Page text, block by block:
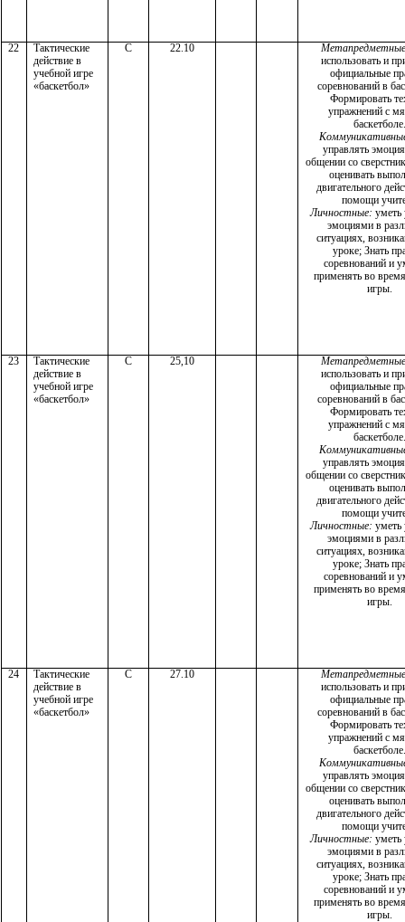
22
Тактические
действие в
учебной игре
«баскетбол»
С 22.10
использовать и
официальные
соревнований в
Формировать
упражнений с
управлять
общении со
оценивать
двигательного
помощи
Личностные: уметь
эмоциями в
ситуациях,
уроке; Знать
соревнований и
применять во
игры.
23
Тактические
действие в
учебной игре
«баскетбол»
С 25,10
использовать и
официальные
соревнований в
Формировать
упражнений с
управлять
общении со
оценивать
двигательного
помощи
Личностные: уметь
эмоциями в
ситуациях,
уроке; Знать
соревнований и
применять во
игры.
24
Тактические
действие в
учебной игре
«баскетбол»
С 27.10
использовать и
официальные
соревнований в
Формировать
упражнений с
управлять
общении со
оценивать
двигательного
помощи
Личностные: уметь
эмоциями в
ситуациях,
уроке; Знать
соревнований и
применять во
игры.